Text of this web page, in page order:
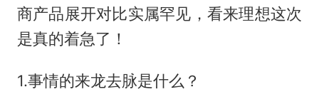
商产品展开对比实属罕见，看来理想这次
是真的着急了！
1.事情的来龙去脉是什么？